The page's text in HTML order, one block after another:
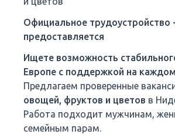
Официальное трудоустройство
предоставляется
Ищете возможность
Европе с поддержкой на
Предлагаем проверенные
овощей, фруктов и цветов в
Работа подходит мужчинам,
семейным парам.